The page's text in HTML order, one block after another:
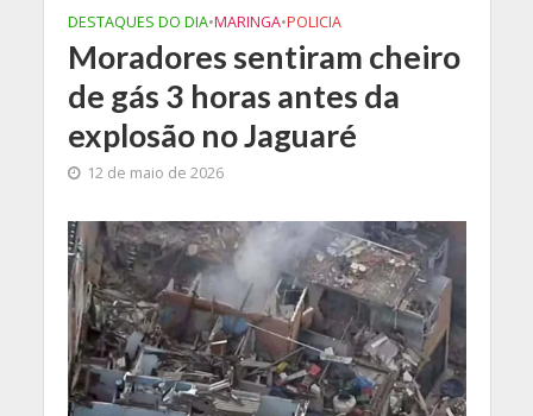
DESTAQUES DO DIA•MARINGA•POLICIA
Moradores sentiram cheiro
de gás 3 horas antes da
explosão no Jaguaré
12 de maio de 2026